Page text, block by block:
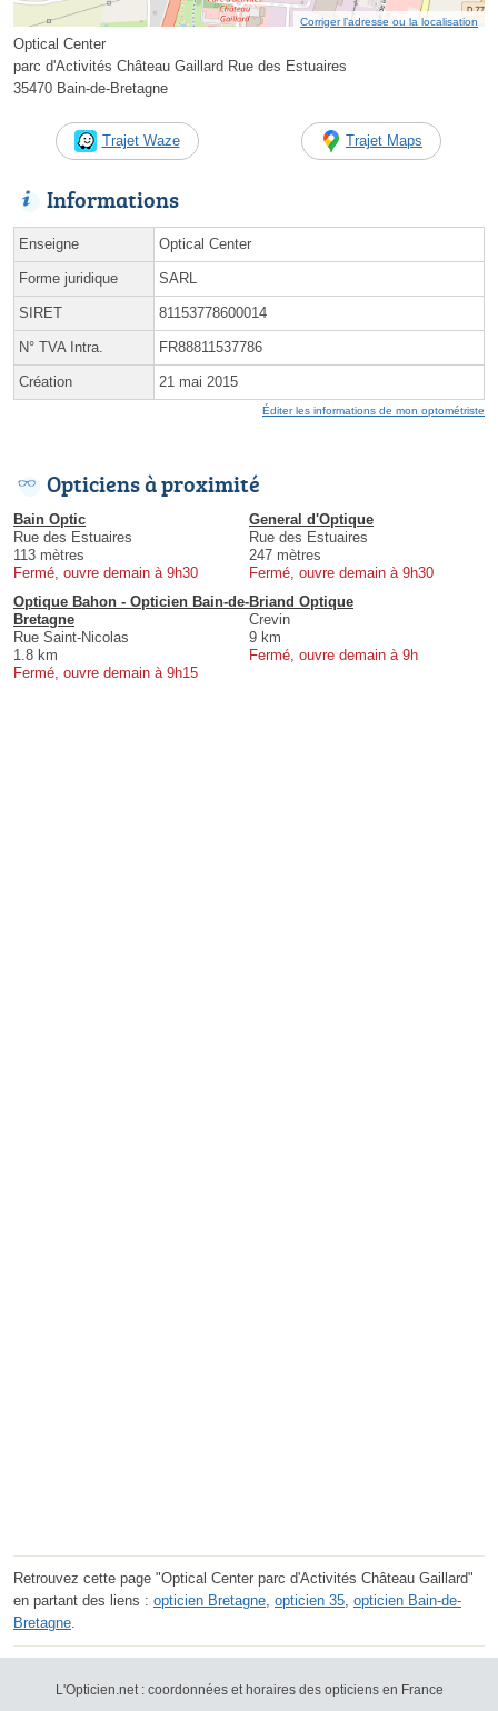
Corriger l’adresse ou la localisation
Optical Center
parc d'Activités Château Gaillard Rue des Estuaires
35470 Bain-de-Bretagne
Trajet Waze Trajet Maps
Informations
Enseigne Optical Center
Forme juridique SARL
SIRET 81153778600014
N° TVA Intra. FR88811537786
Création 21 mai 2015
Éditer les informations de mon optométriste
Opticiens à proximité
Bain Optic
Rue des Estuaires
113 mètres
Fermé, ouvre demain à 9h30
General d'Optique
Rue des Estuaires
247 mètres
Fermé, ouvre demain à 9h30
Optique Bahon - Opticien Bain-de-
Bretagne
Rue Saint-Nicolas
1.8 km
Fermé, ouvre demain à 9h15
Briand Optique
Crevin
9 km
Fermé, ouvre demain à 9h
Retrouvez cette page "Optical Center parc d'Activités Château Gaillard"
en partant des liens : opticien Bretagne, opticien 35, opticien Bain-de-
Bretagne.
L'Opticien.net : coordonnées et horaires des opticiens en France